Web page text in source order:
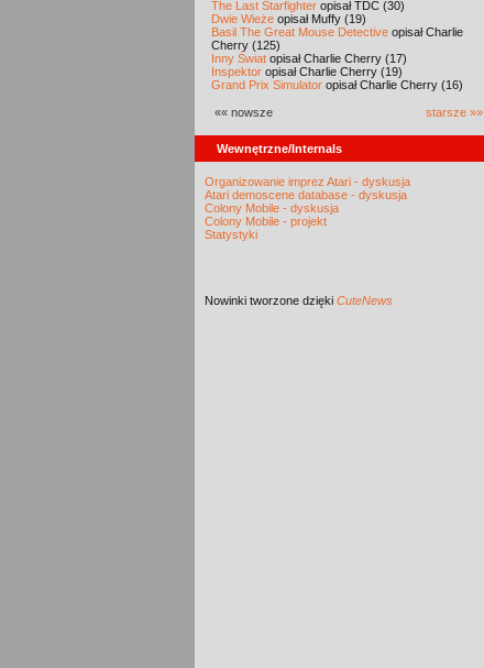
The Last Starfighter opisał TDC (30)
Dwie Wieże opisał Muffy (19)
Basil The Great Mouse Detective opisał Charlie
Cherry (125)
Inny Świat opisał Charlie Cherry (17)
Inspektor opisał Charlie Cherry (19)
Grand Prix Simulator opisał Charlie Cherry (16)
«« nowsze starsze »»
Wewnętrzne/Internals
Organizowanie imprez Atari - dyskusja
Atari demoscene database - dyskusja
Colony Mobile - dyskusja
Colony Mobile - projekt
Statystyki
Nowinki tworzone dzięki CuteNews